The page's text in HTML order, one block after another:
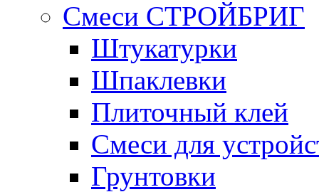
Смеси СТРОЙБРИГ
Штукатурки
Шпаклевки
Плиточный клей
Смеси для
Грунтовки